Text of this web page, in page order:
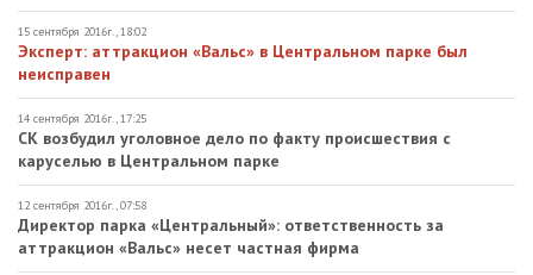
15 сентября 2016г., 18:02
Эксперт: аттракцион «Вальс» в Центральном парке был
неисправен
14 сентября 2016г., 17:25
СК возбудил уголовное дело по факту происшествия с
каруселью в Центральном парке
12 сентября 2016г., 07:58
Директор парка «Центральный»: ответственность за
аттракцион «Вальс» несет частная фирма